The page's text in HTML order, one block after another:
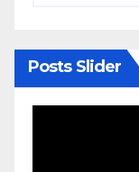
Posts Slider